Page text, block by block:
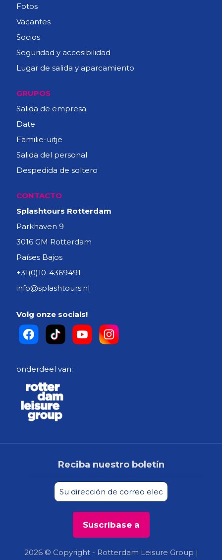
Fotos
Vacantes
Socios
Seguridad y accesibilidad
Lugar de salida y aparcamiento
GRUPOS
Salida de empresa
Date
Familie-uitje
Salida del personal
Despedida de soltero
CONTACTO
Splashtours Rotterdam
Parkhaven 9
3016 GM Rotterdam
Países Bajos
+31(0)10-4369491
info@splashtours.nl
Volg onze socials!
onderdeel van:
Reciba nuestro boletín
2026 © Copyright - Rotterdam Leisure Group |